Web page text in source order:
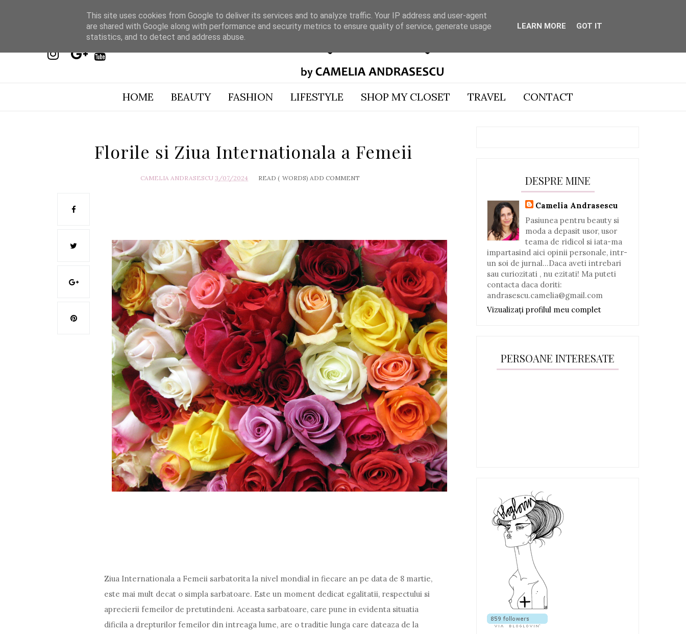
HOME BEAUTY FASHION LIFESTYLE SHOP MY CLOSET TRAVEL CONTACT
Florile si Ziua Internationala a Femeii
CAMELIA ANDRASESCU 3/07/2024 READ ( WORDS) ADD COMMENT
Ziua Internationala a Femeii sarbatorita la nivel mondial in fiecare an pe data de 8 martie,
este mai mult decat o simpla sarbatoare. Este un moment dedicat egalitatii, respectului si
aprecierii femeilor de pretutindeni. Aceasta sarbatoare, care pune in evidenta situatia
dificila a drepturilor femeilor din intreaga lume, are o traditie lunga care dateaza de la
DESPRE MINE
Camelia Andrasescu
Pasiunea pentru beauty si
moda a depasit usor, usor
teama de ridicol si iata-ma
impartasind aici opinii personale, intr-
un soi de jurnal...Daca aveti intrebari
sau curiozitati , nu ezitati! Ma puteti
contacta daca doriti:
andrasescu.camelia@gmail.com
Vizualizați profilul meu complet
PERSOANE INTERESATE
This site uses cookies from Google to deliver its services and to analyze traffic. Your IP address and user-agent
are shared with Google along with performance and security metrics to ensure quality of service, generate usage
statistics, and to detect and address abuse.
LEARN MORE GOT IT